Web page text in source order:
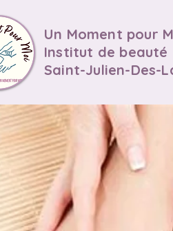
Un Moment pour
Institut de beauté
Saint-Julien-Des-